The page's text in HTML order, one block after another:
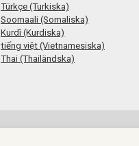
Türkçe (Turkiska)
Soomaali (Somaliska)
Kurdî (Kurdiska)
tiếng việt (Vietnamesiska)
Thai (Thailändska)